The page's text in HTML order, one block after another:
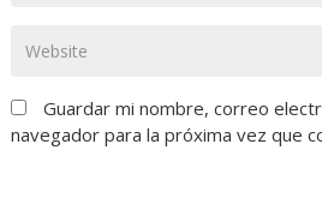
Guardar mi nombre, correo
navegador para la próxima vez que